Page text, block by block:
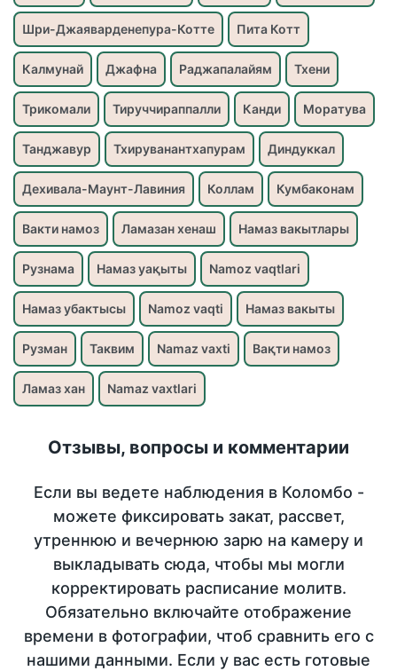
Шри-Джаяварденепура-Котте Пита Котт
Калмунай Джафна Раджапалайям Тхени
Трикомали Тируччираппалли Канди Моратува
Танджавур Тхируванантхапурам Диндуккал
Дехивала-Маунт-Лавиния Коллам Кумбаконам
Вакти намоз Ламазан хенаш Намаз вакытлары
Рузнама Намаз уақыты Namoz vaqtlari
Намаз убактысы Namoz vaqti Намаз вакыты
Рузман Таквим Namaz vaxti Вақти намоз
Ламаз хан Namaz vaxtlari
Отзывы, вопросы и комментарии
Если вы ведете наблюдения в Коломбо -
можете фиксировать закат, рассвет,
утреннюю и вечернюю зарю на камеру и
выкладывать сюда, чтобы мы могли
корректировать расписание молитв.
Обязательно включайте отображение
времени в фотографии, чтоб сравнить его с
нашими данными. Если у вас есть готовые